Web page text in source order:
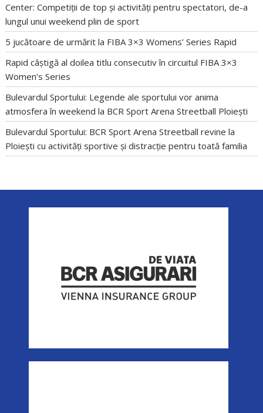
Center: Competiții de top și activități pentru spectatori, de-a
lungul unui weekend plin de sport
5 jucătoare de urmărit la FIBA 3×3 Womens’ Series Rapid
Rapid câștigă al doilea titlu consecutiv în circuitul FIBA 3×3
Women’s Series
Bulevardul Sportului: Legende ale sportului vor anima
atmosfera în weekend la BCR Sport Arena Streetball Ploiești
Bulevardul Sportului: BCR Sport Arena Streetball revine la
Ploiești cu activități sportive și distracție pentru toată familia